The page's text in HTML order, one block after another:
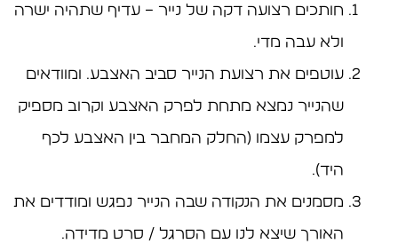
חותכים רצועה דקה של נייר – עדיף שתהיה ישרה
ולא עבה מדי.
עוטפים את רצועת הנייר סביב האצבע. ומוודאים
שהנייר נמצא מתחת לפרק האצבע וקרוב מספיק
למפרק עצמו (החלק המחבר בין האצבע לכף
היד).
מסמנים את הנקודה שבה הנייר נפגש ומודדים את
האורך שיצא לנו עם הסרגל / סרט מדידה.